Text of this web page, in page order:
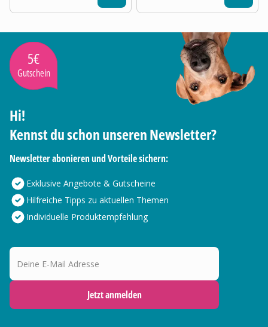
5€
Gutschein
Hi!
Kennst du schon unseren Newsletter?
Newsletter abonieren und Vorteile sichern:
Exklusive Angebote & Gutscheine
Hilfreiche Tipps zu aktuellen Themen
Individuelle Produktempfehlung
Deine E-Mail Adresse
Jetzt anmelden